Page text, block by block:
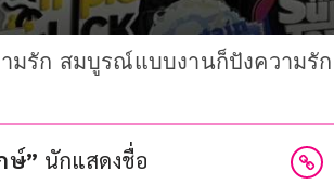
มรัก สมบูรณ์แบบงานก็ปังความรั
ษ์” นักแสดงชื่อ